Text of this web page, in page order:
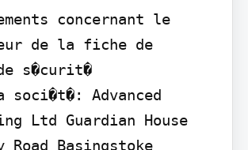
concernant le
de la fiche de
s�curit�
soci�t�: Advanced
Ltd Guardian House
Road Basingstoke